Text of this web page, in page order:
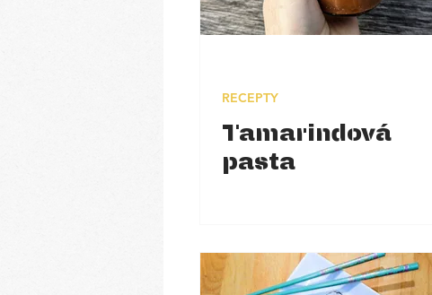
RECEPTY
Tamarindová
pasta